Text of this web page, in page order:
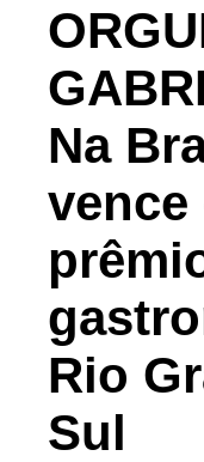
Na
Rio
Sul